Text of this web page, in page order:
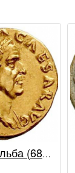
Аурей / Гальба (68 - 69 гг.)